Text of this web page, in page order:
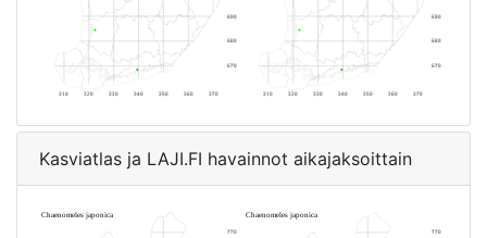
Kasviatlas ja LAJI.FI havainnot aikajaksoittain